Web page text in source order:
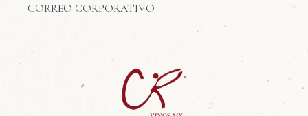
CORREO CORPORATIVO